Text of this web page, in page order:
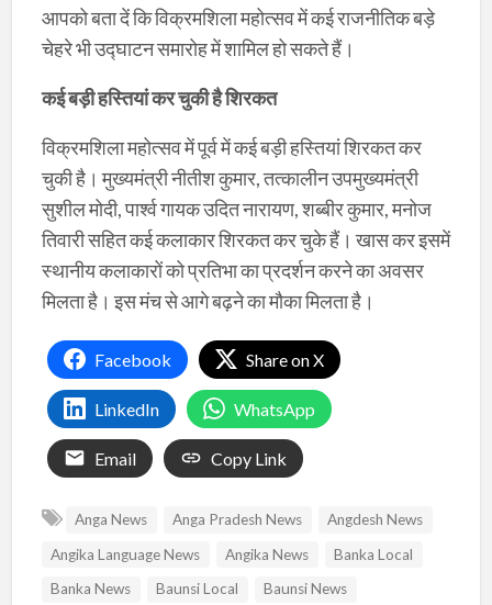
आपको बता दें कि विक्रमशिला महोत्सव में कई राजनीतिक बड़े
चेहरे भी उद्घाटन समारोह में शामिल हो सकते हैं।
कई बड़ी हस्तियां कर चुकी है शिरकत
विक्रमशिला महोत्सव में पूर्व में कई बड़ी हस्तियां शिरकत कर
चुकी है। मुख्यमंत्री नीतीश कुमार, तत्कालीन उपमुख्यमंत्री
सुशील मोदी, पार्श्व गायक उदित नारायण, शब्बीर कुमार, मनोज
तिवारी सहित कई कलाकार शिरकत कर चुके हैं। खास कर इसमें
स्थानीय कलाकारों को प्रतिभा का प्रदर्शन करने का अवसर
मिलता है। इस मंच से आगे बढ़ने का मौका मिलता है।
Facebook Share on X
LinkedIn WhatsApp
Email Copy Link
Anga News Anga Pradesh News
Angdesh News
Angika Language News
Angika News
Banka Local
Banka News
Baunsi Local
Baunsi News